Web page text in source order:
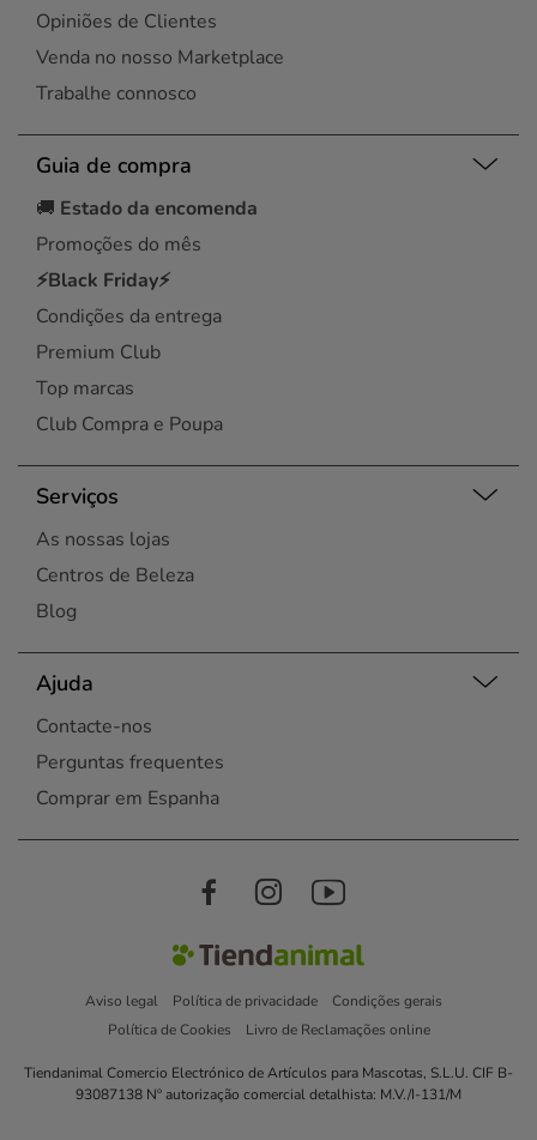
Opiniões de Clientes
Venda no nosso Marketplace
Trabalhe connosco
Guia de compra
🚚 Estado da encomenda
Promoções do mês
⚡Black Friday⚡
Condições da entrega
Premium Club
Top marcas
Club Compra e Poupa
Serviços
As nossas lojas
Centros de Beleza
Blog
Ajuda
Contacte-nos
Perguntas frequentes
Comprar em Espanha
Aviso legal Política de privacidade
Condições gerais
Política de Cookies
Livro de Reclamações online
Tiendanimal Comercio Electrónico de Artículos para Mascotas, S.L.U. CIF B-
93087138 Nº autorização comercial detalhista: M.V./I-131/M